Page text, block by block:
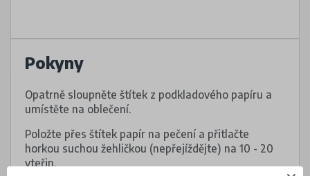
Pokyny
Opatrně sloupněte štítek z podkladového papíru a
umístěte na oblečení.
Položte přes štítek papír na pečení a přitlačte
horkou suchou žehličkou (nepřejíždějte) na 10 - 20
vteřin.